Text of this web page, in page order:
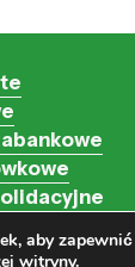
aby
witryny.